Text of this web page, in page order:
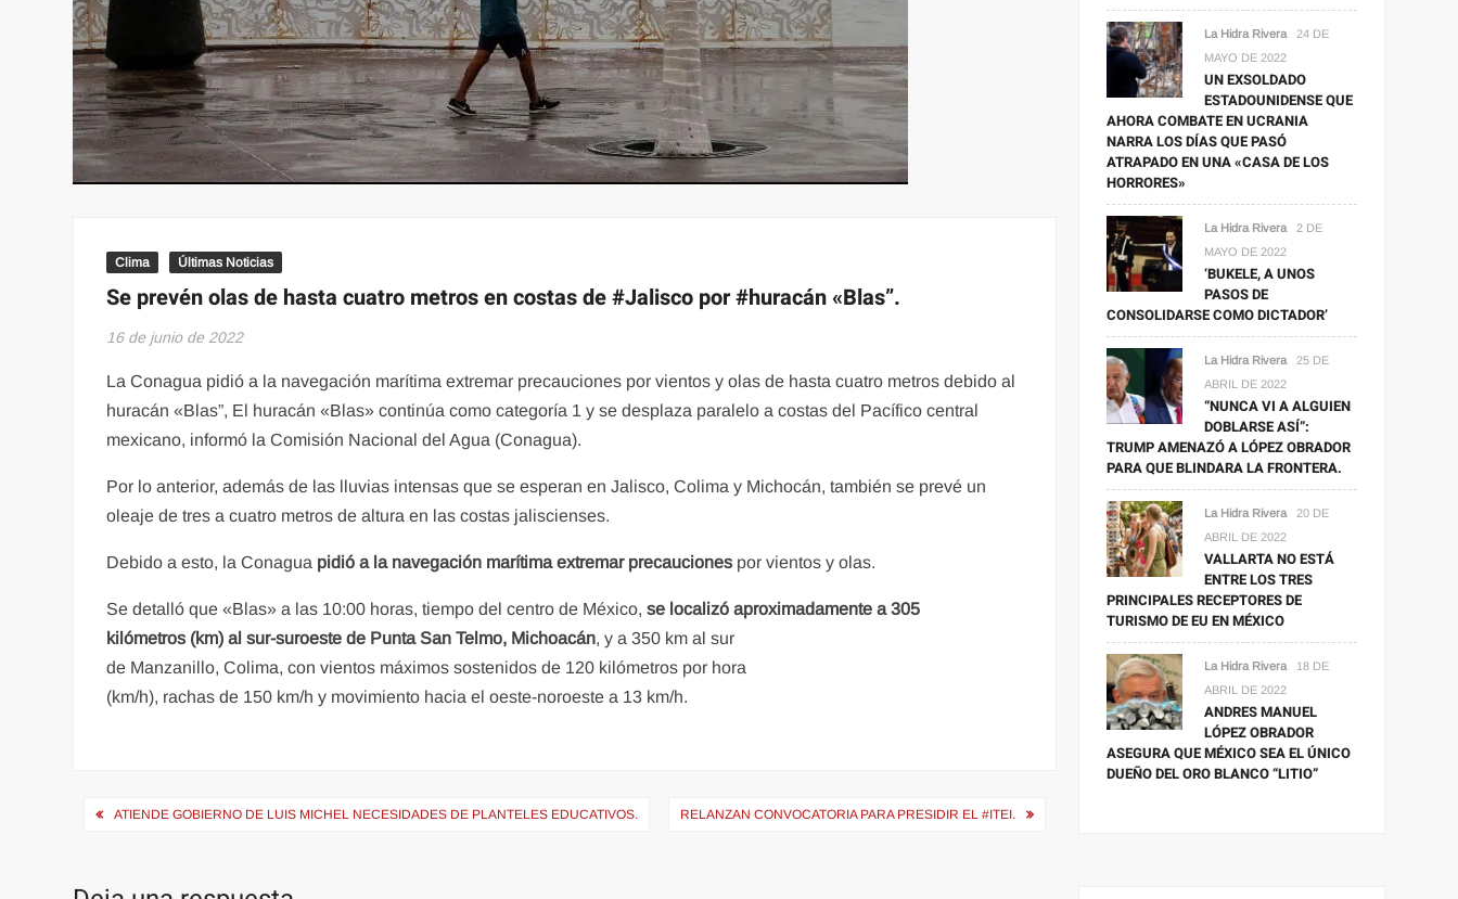
Clima Últimas Noticias
Se prevén olas de hasta cuatro metros en costas de #Jalisco por #huracán «Blas”.
16 de junio de 2022
La Conagua pidió a la navegación marítima extremar precauciones por vientos y olas de hasta cuatro metros debido al
huracán «Blas”, El huracán «Blas» continúa como categoría 1 y se desplaza paralelo a costas del Pacífico central
mexicano, informó la Comisión Nacional del Agua (Conagua).
Por lo anterior, además de las lluvias intensas que se esperan en Jalisco, Colima y Michocán, también se prevé un
oleaje de tres a cuatro metros de altura en las costas jaliscienses.
Debido a esto, la Conagua pidió a la navegación marítima extremar precauciones por vientos y olas.
Se detalló que «Blas» a las 10:00 horas, tiempo del centro de México,se localizó aproximadamente a 305
kilómetros (km) al sur-suroeste de Punta San Telmo, Michoacán, y a 350 km al sur
de Manzanillo, Colima, con vientos máximos sostenidos de 120 kilómetros por hora
(km/h), rachas de 150 km/h y movimiento hacia el oeste-noroeste a 13 km/h.
Navegación
entradas
ATIENDE GOBIERNO DE LUIS MICHEL NECESIDADES DE PLANTELES EDUCATIVOS. RELANZAN CONVOCATORIA PARA PRESIDIR EL #ITEI.
La Hidra Rivera
24 DE
MAYO DE 2022
UN EXSOLDADO
ESTADOUNIDENSE QUE
AHORA COMBATE EN UCRANIA
NARRA LOS DÍAS QUE PASÓ
ATRAPADO EN UNA «CASA DE LOS
HORRORES»
La Hidra Rivera
2 DE
MAYO DE 2022
‘BUKELE, A UNOS
PASOS DE
CONSOLIDARSE COMO DICTADOR’
La Hidra Rivera
25 DE
ABRIL DE 2022
“NUNCA VI A ALGUIEN
DOBLARSE ASÍ”:
TRUMP AMENAZÓ A LÓPEZ OBRADOR
PARA QUE BLINDARA LA FRONTERA.
La Hidra Rivera
20 DE
ABRIL DE 2022
VALLARTA NO ESTÁ
ENTRE LOS TRES
PRINCIPALES RECEPTORES DE
TURISMO DE EU EN MÉXICO
La Hidra Rivera
18 DE
ABRIL DE 2022
ANDRES MANUEL
LÓPEZ OBRADOR
ASEGURA QUE MÉXICO SEA EL ÚNICO
DUEÑO DEL ORO BLANCO “LITIO”